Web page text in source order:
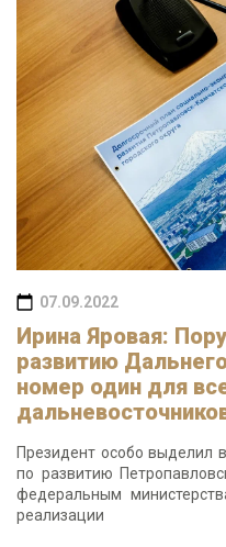
07.09.2022
Ирина Яровая:
развитию
номер один для
Президент особо выделил
по развитию
федеральным
реализации